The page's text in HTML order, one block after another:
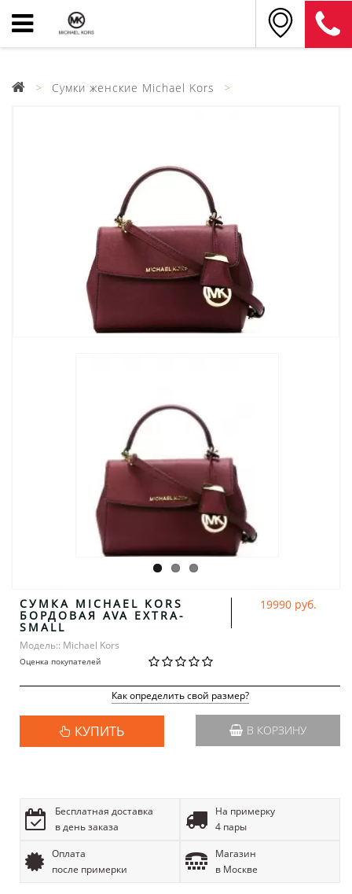
Сумки женские Michael Kors
СУМКА MICHAEL KORS
БОРДОВАЯ AVA EXTRA-
SMALL
Модель:: Michael Kors
Оценка покупателей
19990 руб.
Как определить свой размер?
КУПИТЬ В КОРЗИНУ
Бесплатная доставка
в день заказа
На примерку
4 пары
Оплата
после примерки
Магазин
в Москве